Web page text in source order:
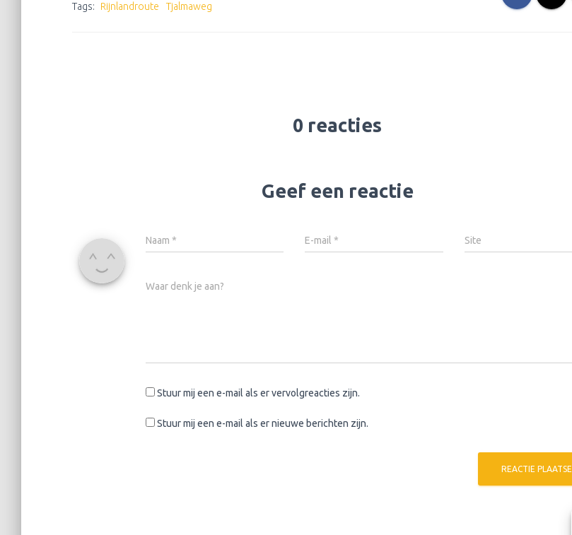
Tags: Rijnlandroute Tjalmaweg
0 reacties
Geef een reactie
Naam * E-mail * Site
Waar denk je aan?
Stuur mij een e-mail als er vervolgreacties zijn.
Stuur mij een e-mail als er nieuwe berichten zijn.